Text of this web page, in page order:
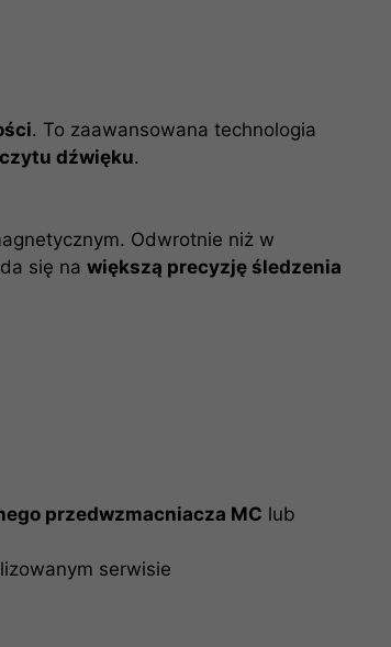
. To zaawansowana technologia
dźwięku.
Odwrotnie niż w
się na większą precyzję śledzenia
przedwzmacniacza MC lub
serwisie